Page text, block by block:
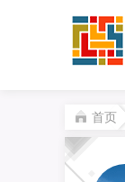
首页